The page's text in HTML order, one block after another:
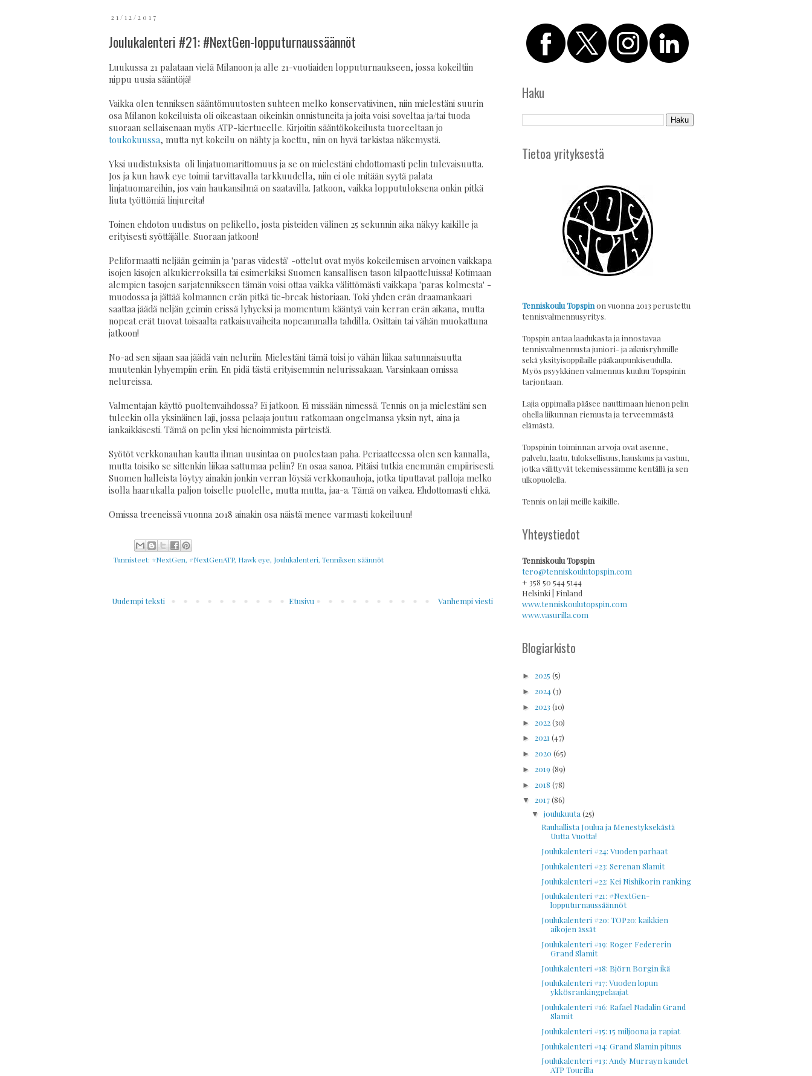
21/12/2017
Joulukalenteri #21: #NextGen-lopputurnaussäännöt
Luukussa 21 palataan vielä Milanoon ja alle 21-vuotiaiden lopputurnaukseen, jossa kokeiltiin
nippu uusia sääntöjä!
Vaikka olen tenniksen sääntömuutosten suhteen melko konservatiivinen, niin mielestäni suurin
osa Milanon kokeiluista oli oikeastaan oikeinkin onnistuneita ja joita voisi soveltaa ja/tai tuoda
suoraan sellaisenaan myös ATP-kiertueelle. Kirjoitin sääntökokeilusta tuoreeltaan jo
toukokuussa, mutta nyt kokeilu on nähty ja koettu, niin on hyvä tarkistaa näkemystä.
Yksi uudistuksista oli linjatuomarittomuus ja se on mielestäni ehdottomasti pelin tulevaisuutta.
Jos ja kun hawk eye toimii tarvittavalla tarkkuudella, niin ei ole mitään syytä palata
linjatuomareihin, jos vain haukansilmä on saatavilla. Jatkoon, vaikka lopputuloksena onkin pitkä
liuta työttömiä linjureita!
Toinen ehdoton uudistus on pelikello, josta pisteiden välinen 25 sekunnin aika näkyy kaikille ja
erityisesti syöttäjälle. Suoraan jatkoon!
Peliformaatti neljään geimiin ja 'paras viidestä' -ottelut ovat myös kokeilemisen arvoinen vaikkapa
isojen kisojen alkukierroksilla tai esimerkiksi Suomen kansallisen tason kilpaotteluissa! Kotimaan
alempien tasojen sarjatennikseen tämän voisi ottaa vaikka välittömästi vaikkapa 'paras kolmesta' -
muodossa ja jättää kolmannen erän pitkä tie-break historiaan. Toki yhden erän draamankaari
saattaa jäädä neljän geimin erissä lyhyeksi ja momentum kääntyä vain kerran erän aikana, mutta
nopeat erät tuovat toisaalta ratkaisuvaiheita nopeammalla tahdilla. Osittain tai vähän muokattuna
jatkoon!
No-ad sen sijaan saa jäädä vain neluriin. Mielestäni tämä toisi jo vähän liikaa satunnaisuutta
muutenkin lyhyempiin eriin. En pidä tästä erityisemmin nelurissakaan. Varsinkaan omissa
nelureissa.
Valmentajan käyttö puoltenvaihdossa? Ei jatkoon. Ei missään nimessä. Tennis on ja mielestäni sen
tuleekin olla yksinäinen laji, jossa pelaaja joutuu ratkomaan ongelmansa yksin nyt, aina ja
iankaikkisesti. Tämä on pelin yksi hienoimmista piirteistä.
Syötöt verkkonauhan kautta ilman uusintaa on puolestaan paha. Periaatteessa olen sen kannalla,
mutta toisiko se sittenkin liikaa sattumaa peliin? En osaa sanoa. Pitäisi tutkia enemmän empiirisesti.
Suomen halleista löytyy ainakin jonkin verran löysiä verkkonauhoja, jotka tiputtavat palloja melko
isolla haarukalla paljon toiselle puolelle, mutta mutta, jaa-a. Tämä on vaikea. Ehdottomasti ehkä.
Omissa treeneissä vuonna 2018 ainakin osa näistä menee varmasti kokeiluun!
Tunnisteet: #NextGen, #NextGenATP, Hawk eye, Joulukalenteri, Tenniksen säännöt
Uudempi teksti Vanhempi viesti
Etusivu
Haku
Tietoa yrityksestä
Tenniskoulu Topspinon vuonna 2013 perustettu
tennisvalmennusyritys.
Topspin antaa laadukasta ja innostavaa
tennisvalmennusta juniori- ja aikuisryhmille
sekä yksityisoppilaille pääkaupunkiseudulla.
Myös psyykkinen valmennus kuuluu Topspinin
tarjontaan.
Lajia oppimalla pääsee nauttimaan hienon pelin
ohella liikunnan riemusta ja terveemmästä
elämästä.
Topspinin toiminnan arvoja ovat asenne,
palvelu, laatu, tuloksellisuus, hauskuus ja vastuu,
jotka välittyvät tekemisessämme kentällä ja sen
ulkopuolella.
Tennis on laji meille kaikille.
Yhteystiedot
Tenniskoulu Topspin
tero@tenniskoulutopspin.com
+ 358 50 544 5144
Helsinki | Finland
www.tenniskoulutopspin.com
www.vasurilla.com
Blogiarkisto
► 2025 (5)
► 2024(3)
► 2023 (10)
► 2022(30)
► 2021 (47)
► 2020 (65)
► 2019 (89)
► 2018 (78)
▼ 2017(86)
▼joulukuuta(25)
Rauhallista Joulua ja Menestyksekästä
Uutta Vuotta!
Joulukalenteri #24: Vuoden parhaat
Joulukalenteri #23: Serenan Slamit
Joulukalenteri #22: Kei Nishikorin ranking
Joulukalenteri #21: #NextGen-
lopputurnaussäännöt
Joulukalenteri #20: TOP20: kaikkien
aikojen ässät
Joulukalenteri #19: Roger Federerin
Grand Slamit
Joulukalenteri #18: Björn Borgin ikä
Joulukalenteri #17: Vuoden lopun
ykkösrankingpelaajat
Joulukalenteri #16: Rafael Nadalin Grand
Slamit
Joulukalenteri #15: 15 miljoona ja rapiat
Joulukalenteri #14: Grand Slamin pituus
Joulukalenteri #13: Andy Murrayn kaudet
ATP Tourilla